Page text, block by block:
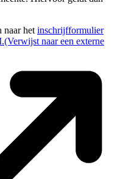
naar hetinschrijfformulier
(Verwijst naar een externe